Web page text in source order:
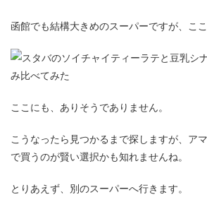
函館でも結構大きめのスーパーですが、こ
ここにも、ありそうでありません。
こうなったら見つかるまで探しますが、ア
で買うのが賢い選択かも知れませんね。
とりあえず、別のスーパーへ行きます。